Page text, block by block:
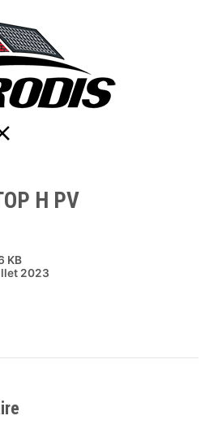
H PV
KB
2023